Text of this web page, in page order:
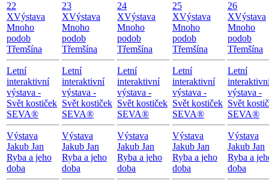
22
XVýstava
Mnoho
podob
Třemšína
Letní
interaktivní
výstava -
Svět kostiček
SEVA®
Výstava
Jakub Jan
Ryba a jeho
doba
23
XVýstava
Mnoho
podob
Třemšína
Letní
interaktivní
výstava -
Svět kostiček
SEVA®
Výstava
Jakub Jan
Ryba a jeho
doba
24
XVýstava
Mnoho
podob
Třemšína
Letní
interaktivní
výstava -
Svět kostiček
SEVA®
Výstava
Jakub Jan
Ryba a jeho
doba
25
XVýstava
Mnoho
podob
Třemšína
Letní
interaktivní
výstava -
Svět kostiček
SEVA®
Výstava
Jakub Jan
Ryba a jeho
doba
26
XVýstava
Mnoho
podob
Třemšína
Letní
výstava -
Svět
SEVA®
Výstava
Jakub Jan
Ryba a
doba